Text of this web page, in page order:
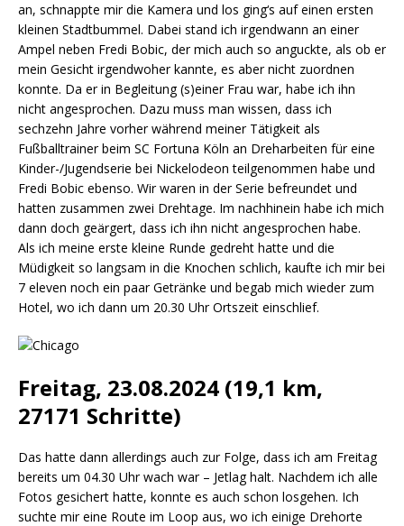
an, schnappte mir die Kamera und los ging‘s auf einen ersten
kleinen Stadtbummel. Dabei stand ich irgendwann an einer
Ampel neben Fredi Bobic, der mich auch so anguckte, als ob er
mein Gesicht irgendwoher kannte, es aber nicht zuordnen
konnte. Da er in Begleitung (s)einer Frau war, habe ich ihn
nicht angesprochen. Dazu muss man wissen, dass ich
sechzehn Jahre vorher während meiner Tätigkeit als
Fußballtrainer beim SC Fortuna Köln an Dreharbeiten für eine
Kinder-/Jugendserie bei Nickelodeon teilgenommen habe und
Fredi Bobic ebenso. Wir waren in der Serie befreundet und
hatten zusammen zwei Drehtage. Im nachhinein habe ich mich
dann doch geärgert, dass ich ihn nicht angesprochen habe.
Als ich meine erste kleine Runde gedreht hatte und die
Müdigkeit so langsam in die Knochen schlich, kaufte ich mir bei
7 eleven noch ein paar Getränke und begab mich wieder zum
Hotel, wo ich dann um 20.30 Uhr Ortszeit einschlief.
Freitag, 23.08.2024 (19,1 km,
27171 Schritte)
Das hatte dann allerdings auch zur Folge, dass ich am Freitag
bereits um 04.30 Uhr wach war – Jetlag halt. Nachdem ich alle
Fotos gesichert hatte, konnte es auch schon losgehen. Ich
suchte mir eine Route im Loop aus, wo ich einige Drehorte